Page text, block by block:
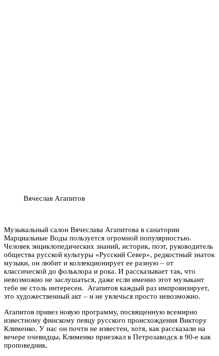
Вячеслав Агапитов
Музыкальный салон Вячеслава Агапитова в санатории
Марциальные Воды пользуется огромной популярностью.
Человек энциклопедических знаний, историк, поэт, руководитель
общества русской культуры «Русский Север», редкостный знаток
музыки, он любит и коллекционирует ее разную – от
классической до фольклора и рока. И рассказывает так, что
невозможно не заслушаться, даже если именно этот музыкант
тебе не столь интересен. Агапитов каждый раз импровизирует,
это художественный акт – и не увлечься просто невозможно.
Агапитов привез новую программу, посвященную всемирно
известному финскому певцу русского происхождения Виктору
Клименко. У нас он почти не известен, хотя, как рассказали на
вечере очевидцы, Клименко приезжал в Петрозаводск в 90-е как
проповедник.